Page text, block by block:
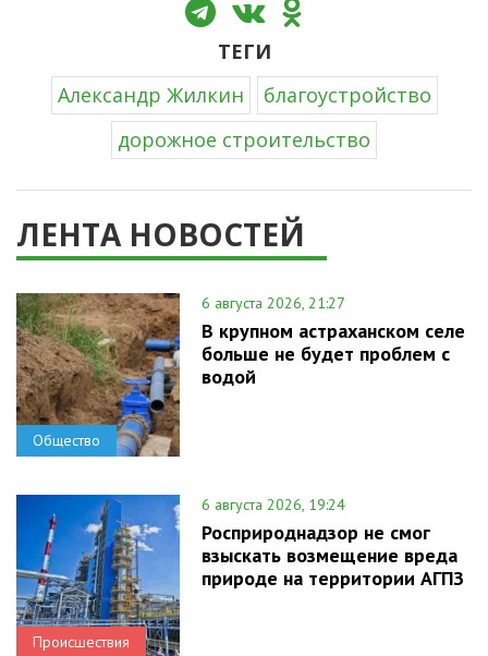
ТЕГИ
Александр Жилкин
благоустройство
дорожное строительство
ЛЕНТА НОВОСТЕЙ
Общество
6 августа 2026, 21:27
В крупном астраханском селе
больше не будет проблем с
водой
Происшествия
6 августа 2026, 19:24
Росприроднадзор не смог
взыскать возмещение вреда
природе на территории АГПЗ